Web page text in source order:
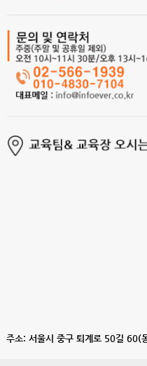
주소: 서울시 중구 퇴계로 50길 60(